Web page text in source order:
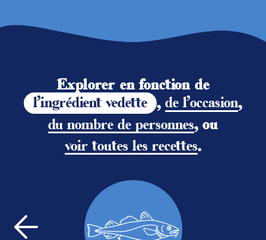
Explorer en fonction de
l'ingrédient vedette ,de l'occasion,
du nombre de personnes, ou
voir toutes les recettes.